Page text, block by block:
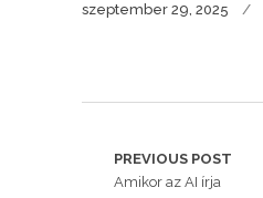
szeptember 29, 2025
PREVIOUS POST
Amikor az AI írja